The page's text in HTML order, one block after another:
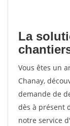
La
Vous êtes un
Chanay,
demande de
dès à présent
notre service